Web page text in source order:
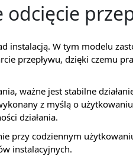
instalacją. W tym modelu
przepływu, dzięki czemu
ważne jest stabilne
z myślą o
działania.
przy codziennym
instalacyjnych.